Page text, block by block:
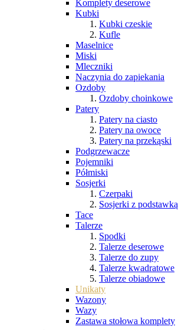
Komplety deserowe
Kubki
Kubki czeskie
Kufle
Maselnice
Miski
Mleczniki
Naczynia do zapiekania
Ozdoby
Ozdoby choinkowe
Patery
Patery na ciasto
Patery na owoce
Patery na przekąski
Podgrzewacze
Pojemniki
Półmiski
Sosjerki
Czerpaki
Sosjerki z podstawką
Tace
Talerze
Spodki
Talerze deserowe
Talerze do zupy
Talerze kwadratowe
Talerze obiadowe
Unikaty
Wazony
Wazy
Zastawa stołowa komplety